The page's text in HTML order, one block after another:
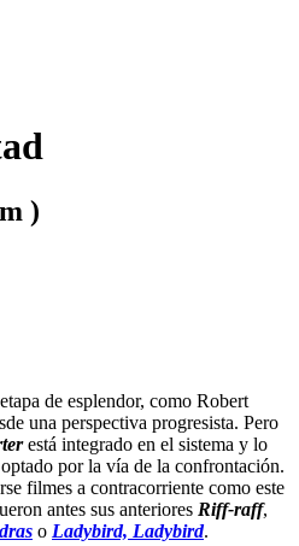
)
de esplendor, como Robert
una perspectiva progresista. Pero
está integrado en el sistema y lo
por la vía de la confrontación.
filmes a contracorriente como este
antes sus anteriores Riff-raff,
o Ladybird, Ladybird.